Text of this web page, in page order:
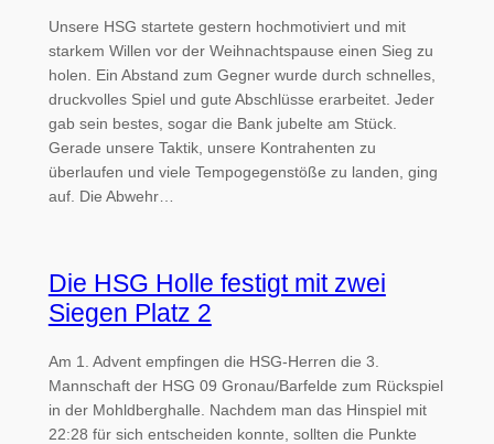
Unsere HSG startete gestern hochmotiviert und mit
starkem Willen vor der Weihnachtspause einen Sieg zu
holen. Ein Abstand zum Gegner wurde durch schnelles,
druckvolles Spiel und gute Abschlüsse erarbeitet. Jeder
gab sein bestes, sogar die Bank jubelte am Stück.
Gerade unsere Taktik, unsere Kontrahenten zu
überlaufen und viele Tempogegenstöße zu landen, ging
auf. Die Abwehr…
Die HSG Holle festigt mit zwei
Siegen Platz 2
Am 1. Advent empfingen die HSG-Herren die 3.
Mannschaft der HSG 09 Gronau/Barfelde zum Rückspiel
in der Mohldberghalle. Nachdem man das Hinspiel mit
22:28 für sich entscheiden konnte, sollten die Punkte